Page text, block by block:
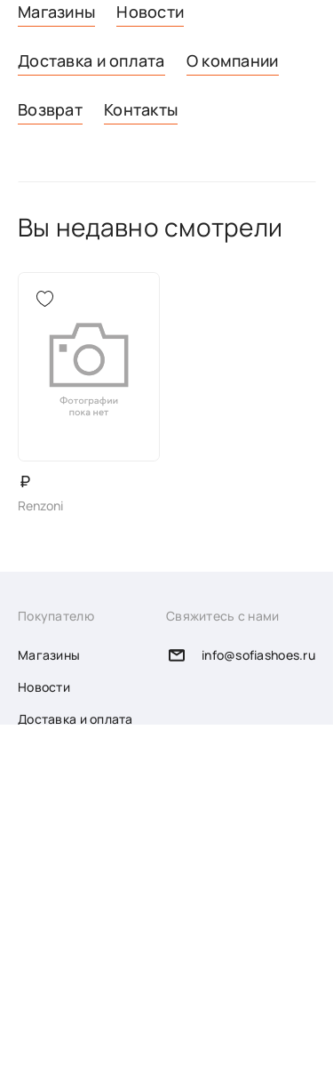
Магазины Новости
Доставка и оплата О компании
Возврат Контакты
Вы недавно смотрели
₽
Renzoni
Покупателю
Магазины
Новости
Доставка и оплата
Свяжитесь с нами
info@sofiashoes.ru